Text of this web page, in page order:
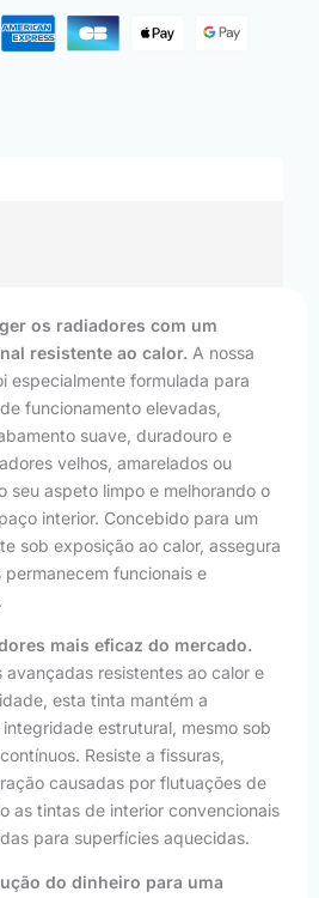
os radiadores com um
resistente ao calor. A nossa
especialmente formulada para
funcionamento elevadas,
suave, duradouro e
velhos, amarelados ou
seu aspeto limpo e melhorando o
interior. Concebido para um
sob exposição ao calor, assegura
funcionais e
mais eficaz do mercado.
avançadas resistentes ao calor e
esta tinta mantém a
estrutural, mesmo sob
Resiste a fissuras,
causadas por flutuações de
as tintas de interior convencionais
para superfícies aquecidas.
do dinheiro para uma